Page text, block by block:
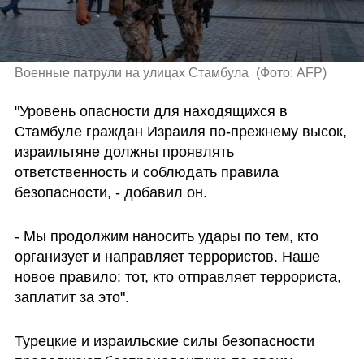
Военные патрули на улицах Стамбула (Фото: AFP)
"Уровень опасности для находящихся в
Стамбуле граждан Израиля по-прежнему высок,
израильтяне должны проявлять
ответственность и соблюдать правила
безопасности, - добавил он.
- Мы продолжим наносить удары по тем, кто
организует и направляет террористов. Наше
новое правило: тот, кто отправляет террориста,
заплатит за это".
Турецкие и израильские силы безопасности